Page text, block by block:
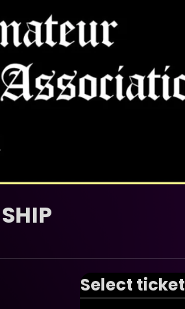
Select ticket